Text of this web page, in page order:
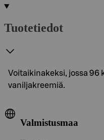
Tuotetiedot
Voitaikinakeksi, jossa 96
vaniljakreemiä.
Valmistusmaa